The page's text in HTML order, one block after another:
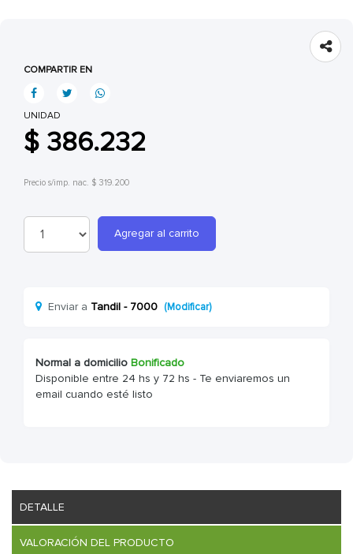
COMPARTIR EN
UNIDAD
$ 386.232
Precio s/imp. nac. $ 319.200
Agregar al carrito
Enviar a Tandil - 7000 (Modificar)
Normal a domicilio Bonificado
Disponible entre 24 hs y 72 hs - Te enviaremos un
email cuando esté listo
DETALLE
VALORACIÓN DEL PRODUCTO